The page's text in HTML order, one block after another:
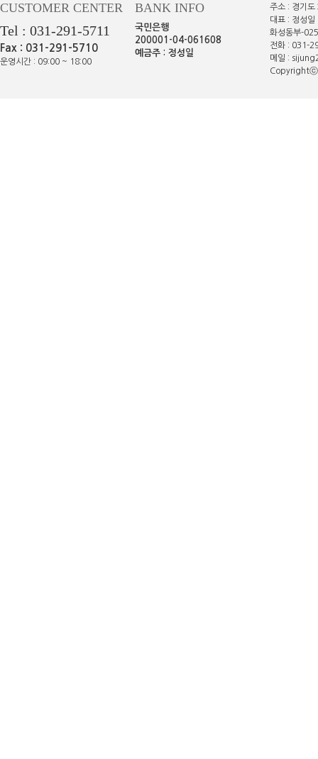
CUSTOMER CENTER
Tel : 031-291-5711
Fax : 031-291-5710
운영시간 : 09:00 ~ 18:00
BANK INFO
국민은행
200001-04-061608
예금주 : 정성일
주소 : 경기
대표 : 정성
화성동부-
전화 : 031-
메일 :